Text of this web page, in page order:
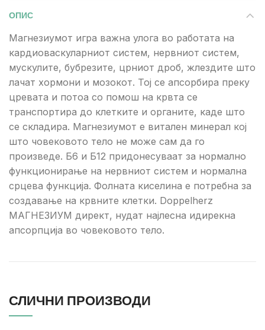
ОПИС
Магнезиумот игра важна улога во работата на
кардиоваскуларниот систем, нервниот систем,
мускулите, бубрезите, црниот дроб, жлездите што
лачат хормони и мозокот. Тој се апсорбира преку
цревата и потоа со помош на крвта се
транспортира до клетките и органите, каде што
се складира. Магнезиумот е витален минерал кој
што човековото тело не може сам да го
произведе. Б6 и Б12 придонесуваат за нормално
функционирање на нервниот систем и нормална
срцева функција. Фолната киселина е потребна за
создавање на крвните клетки. Doppelherz
МАГНЕЗИУМ директ, нудат најлесна идирекна
апсорпција во човековото тело.
СЛИЧНИ ПРОИЗВОДИ